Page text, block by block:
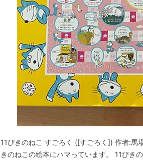
11ぴきのねこ すごろく ([すごろく]) 作者:馬
きのねこの絵本にハマっています。 11ぴき